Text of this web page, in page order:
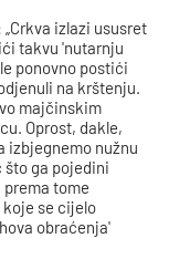
izlazi ususret
takvu 'nutarnju
ponovno postići
na krštenju.
majčinskim
Oprost, dakle,
izbjegnemo nužnu
što ga pojedini
tome
se cijelo
obraćenja'